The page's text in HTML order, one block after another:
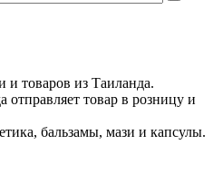
и товаров из Таиланда.
отправляет товар в розницу и
бальзамы, мази и капсулы.